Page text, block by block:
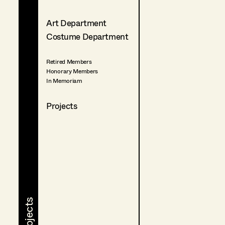
Art Department
Costume Department
Retired Members
Honorary Members
In Memoriam
Projects